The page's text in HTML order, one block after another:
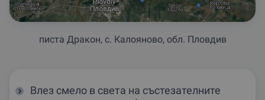
писта Дракон, с. Калояново, обл. Пловдив
Влез смело в света на състезателните